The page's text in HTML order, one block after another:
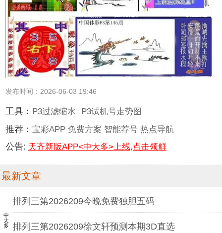
发布时间：2026-06-03 19:46
工具： P3过滤缩水 P3试机号走势图
推荐： 宝彩APP 免费方案 智能荐号 热点导航
公告: 天齐新版APP<中大多>上线,点击领鲜
最新文章
中大多
排列三第2026209今晚免费独胆五码
排列三第2026209徐文轩预测本期3D直选